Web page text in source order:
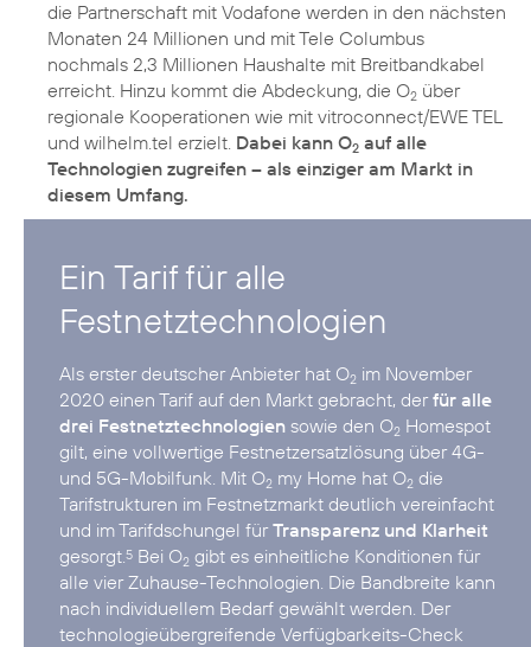
die Partnerschaft mit Vodafone werden in den nächsten
Monaten 24 Millionen und mit Tele Columbus
nochmals 2,3 Millionen Haushalte mit Breitbandkabel
erreicht. Hinzu kommt die Abdeckung, die O2 über
regionale Kooperationen wie mit vitroconnect/EWE TEL
und wilhelm.tel erzielt. Dabei kann O2 auf alle
Technologien zugreifen – als einziger am Markt in
diesem Umfang.
Ein Tarif für alle
Festnetztechnologien
Als erster deutscher Anbieter hat O2 im November
2020 einen Tarif auf den Markt gebracht, derfür alle
drei Festnetztechnologien sowie den O2 Homespot
gilt, eine vollwertige Festnetzersatzlösung über 4G-
und 5G-Mobilfunk. Mit O2 my Home hat O2 die
Tarifstrukturen im Festnetzmarkt deutlich vereinfacht
und im Tarifdschungel fürTransparenz und Klarheit
gesorgt. 5 Bei O2 gibt es einheitliche Konditionen für
alle vier Zuhause-Technologien. Die Bandbreite kann
nach individuellem Bedarf gewählt werden. Der
technologieübergreifende Verfügbarkeits-Check